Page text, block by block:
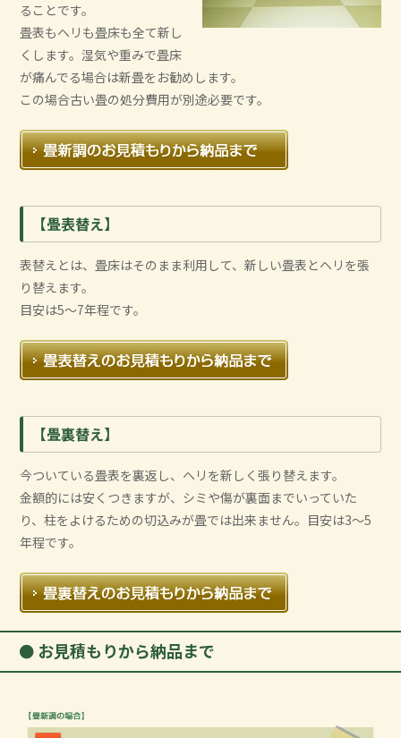
ることです。
畳表もヘリも畳床も全て新し
くします。湿気や重みで畳床
が痛んでる場合は新畳をお勧めします。
この場合古い畳の処分費用が別途必要です。
【畳表替え】
表替えとは、畳床はそのまま利用して、新しい畳表とヘリを張
り替えます。
目安は5～7年程です。
【畳裏替え】
今ついている畳表を裏返し、ヘリを新しく張り替えます。
金額的には安くつきますが、シミや傷が裏面までいっていた
り、柱をよけるための切込みが畳では出来ません。目安は3～5
年程です。
お見積もりから納品まで